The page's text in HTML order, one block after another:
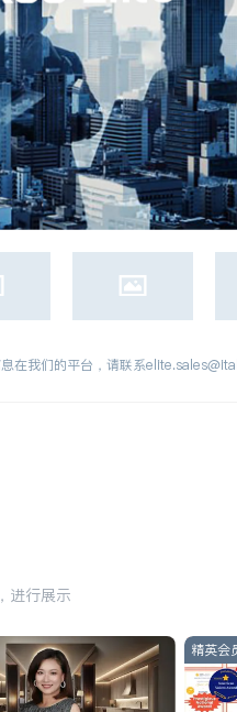
在我们的平台，请联系
进行展示
精英会